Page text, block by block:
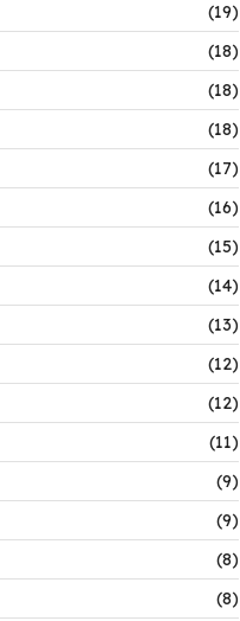
(19)
(18)
(18)
(18)
(17)
(16)
(15)
(14)
(13)
(12)
(12)
(11)
(9)
(9)
(8)
(8)